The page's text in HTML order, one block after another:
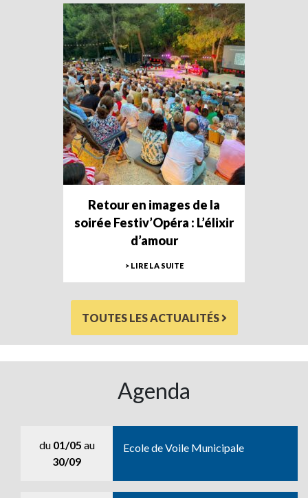
Retour en images de la
soirée Festiv’Opéra : L’élixir
d’amour
> LIRE LA SUITE
TOUTES LES ACTUALITÉS
Agenda
du 01/05 au
30/09
Ecole de Voile Municipale